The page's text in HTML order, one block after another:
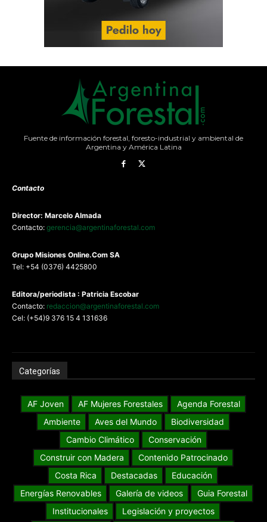
Fuente de información forestal, foresto-industrial y ambiental de
Argentina y América Latina
Contacto
Director: Marcelo Almada
Contacto: gerencia@argentinaforestal.com
Grupo Misiones Online.Com SA
Tel: +54 (0376) 4425800
Editora/periodista : Patricia Escobar
Contacto: redaccion@argentinaforestal.com
Cel: (+54)9 376 15 4 131636
Categorías
AF Joven AF Mujeres Forestales
Agenda Forestal
Ambiente
Aves del Mundo
Biodiversidad
Cambio Climático
Conservación
Construir con Madera
Contenido Patrocinado
Costa Rica
Destacadas
Educación
Energías Renovables
Galería de videos
Guia Forestal
Institucionales
Legislación y proyectos